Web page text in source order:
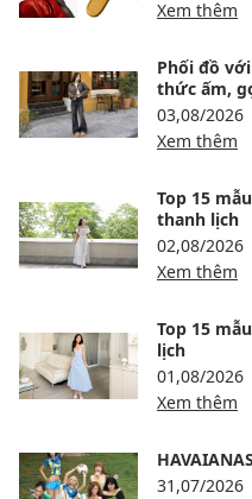
Xem thêm
Phối đồ
thức ấm,
03,08/2026
Xem thêm
Top 15
thanh lịch
02,08/2026
Xem thêm
Top 15
lịch
01,08/2026
Xem thêm
HAVAIANAS
31,07/2026